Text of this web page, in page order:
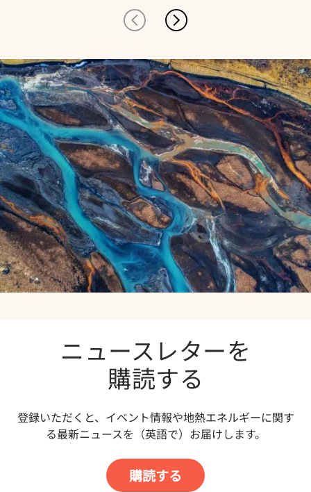
ニュースレターを
購読する
登録いただくと、イベント情報や地熱エネルギーに関す
る最新ニュースを（英語で）お届けします。
購読する